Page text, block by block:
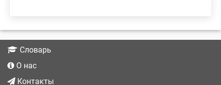
Словарь
О нас
Контакты